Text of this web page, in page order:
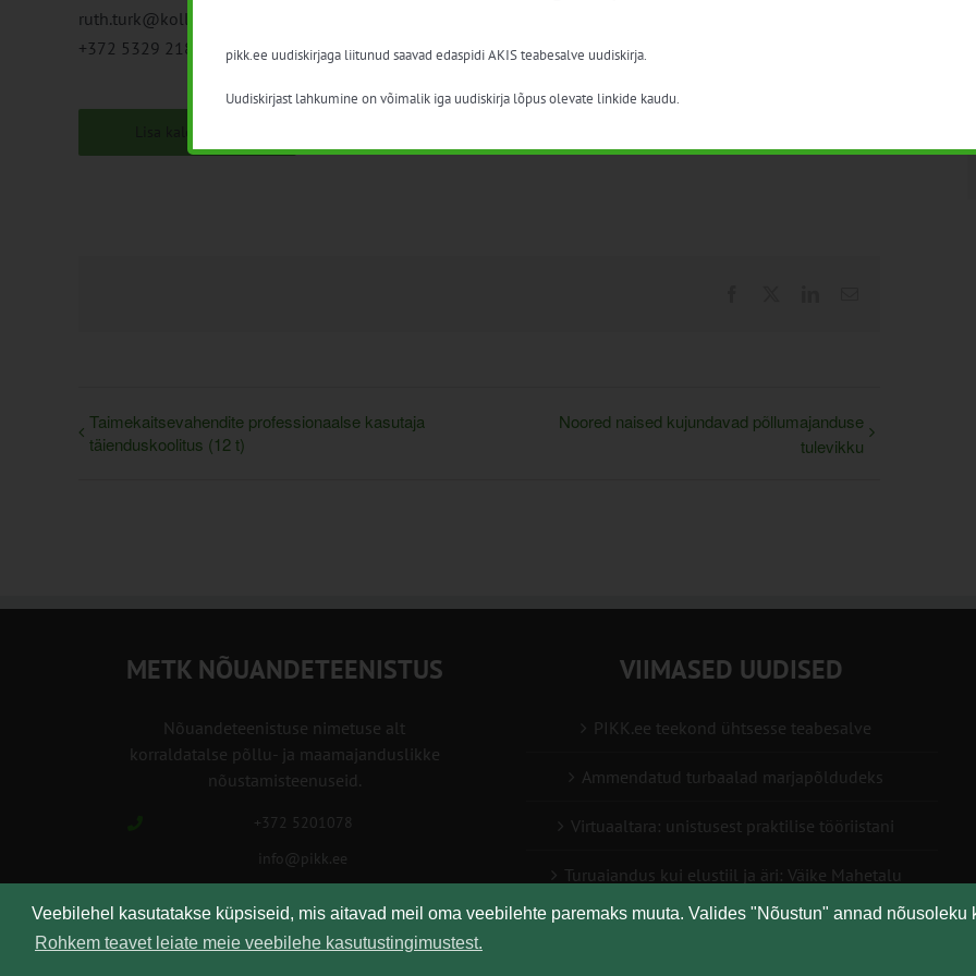
Veebilehel kasutatakse küpsiseid, mis aitavad meil oma veebilehte paremaks muuta. Valides "Nõustun" annad nõusoleku
Rohkem teavet leiate meie veebilehe kasutustingimustest.
ruth.turk@kolledz.ee
+372 5329 2188
Taimekaitsevahendite professionaalse kasutaja
täienduskoolitus (12 t)
Noored naised kujundavad põllumajanduse
tulevikku
METK NÕUANDETEENISTUS
Nõuandeteenistuse nimetuse alt
korraldatalse põllu- ja maamajanduslikke
nõustamisteenuseid.
+372 5201078
info@pikk.ee
Kirjuta meile!
VIIMASED UUDISED
PIKK.ee teekond ühtsesse teabesalve
Ammendatud turbaalad marjapõldudeks
Virtuaaltara: unistusest praktilise tööriistani
Turuaiandus kui elustiil ja äri: Väike Mahetalu
Vähemaga rohkem: kuidas digilahendused aitavad
pikk.ee uudiskirjaga liitunud saavad edaspidi AKIS teabesalve uudiskirja.
Uudiskirjast lahkumine on võimalik iga uudiskirja lõpus olevate linkide kaudu.